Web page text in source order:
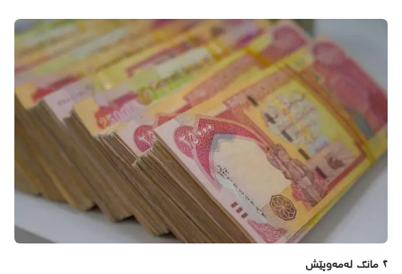
٢ مانگ لەمەوپێش